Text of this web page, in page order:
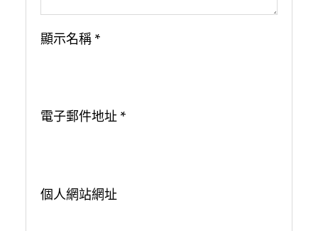
顯示名稱 *
電子郵件地址 *
個人網站網址